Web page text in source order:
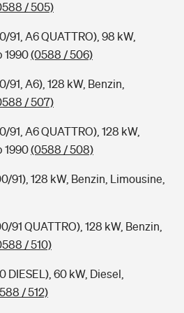
Sicherheit für deine Kids
eingestuft
/ 505)
91, A6 QUATTRO), 98 kW,
1990(0588 / 506)
91, A6), 128 kW, Benzin,
/ 507)
91, A6 QUATTRO), 128 kW,
1990(0588 / 508)
91), 128 kW, Benzin, Limousine,
91 QUATTRO), 128 kW, Benzin,
/ 510)
DIESEL), 60 kW, Diesel,
/ 512)